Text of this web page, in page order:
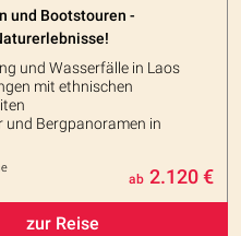
und Bootstouren -
und Wasserfälle in Laos
mit ethnischen
und Bergpanoramen in
ab 2.120 €
zur Reise